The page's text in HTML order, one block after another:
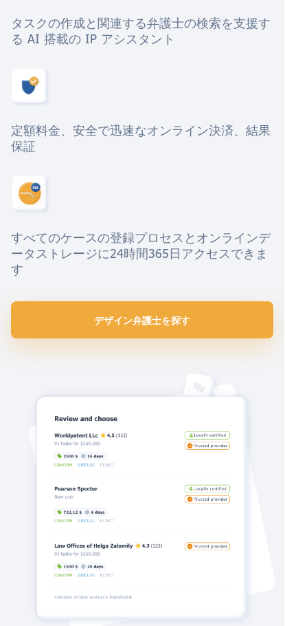
タスクの作成と関連する弁護士の検索を支援す
る AI 搭載の IP アシスタント
定額料金、安全で迅速なオンライン決済、結果
保証
すべてのケースの登録プロセスとオンラインデ
ータストレージに24時間365日アクセスできま
す
デザイン弁護士を探す